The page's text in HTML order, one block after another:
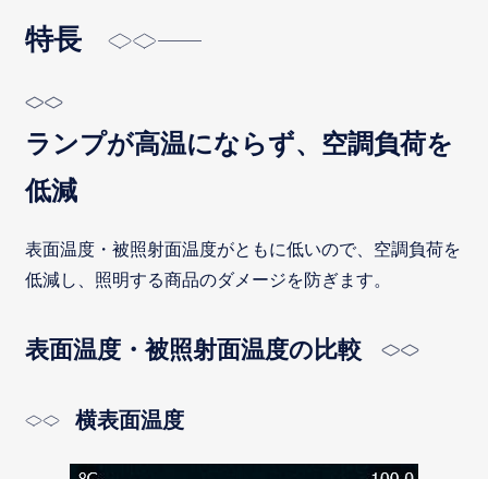
特長
ランプが高温にならず、空調負荷を
低減
表面温度・被照射面温度がともに低いので、空調負荷を
低減し、照明する商品のダメージを防ぎます。
表面温度・被照射面温度の比較
横表面温度